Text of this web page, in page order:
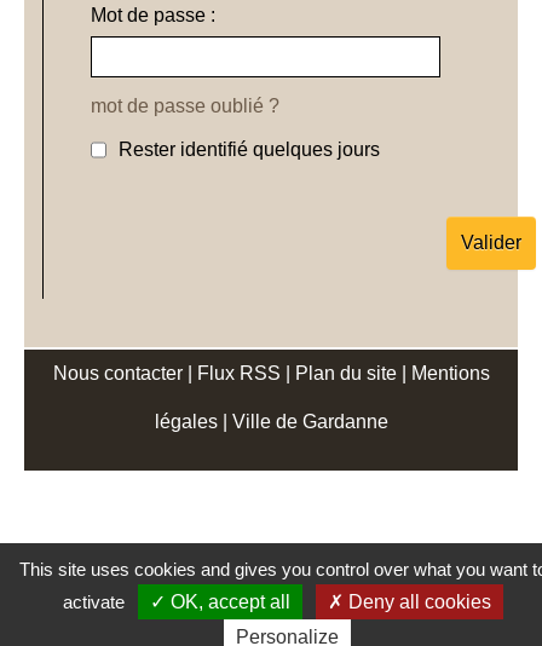
Mot de passe :
mot de passe oublié ?
Rester identifié quelques jours
Nous contacter Flux RSS Plan du site Mentions
légales Ville de Gardanne
This site uses cookies and gives you control over what you want
activate
OK, accept all
Deny all cookies
Personalize